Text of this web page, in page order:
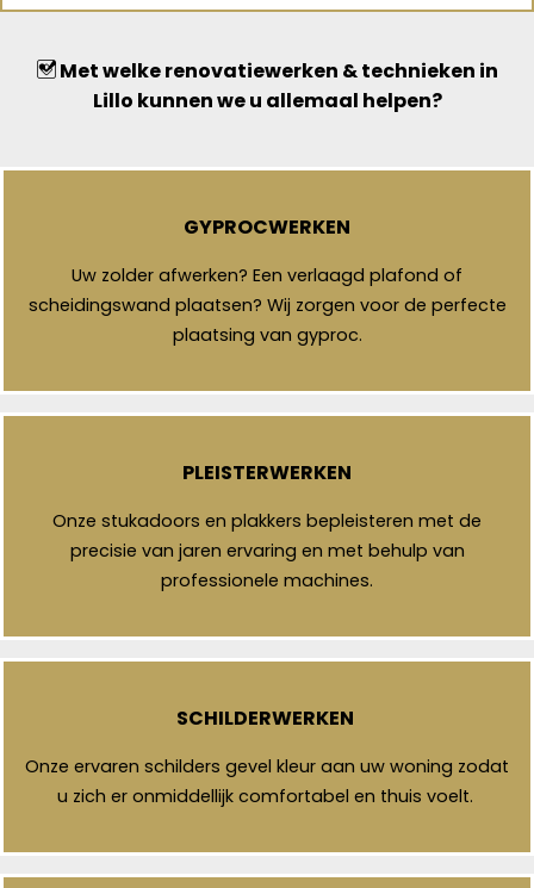
Met welke renovatiewerken & technieken in
Lillo kunnen we u allemaal helpen?
GYPROCWERKEN
Uw zolder afwerken? Een verlaagd plafond of
scheidingswand plaatsen? Wij zorgen voor de perfecte
plaatsing van gyproc.
PLEISTERWERKEN
Onze stukadoors en plakkers bepleisteren met de
precisie van jaren ervaring en met behulp van
professionele machines.
SCHILDERWERKEN
Onze ervaren schilders gevel kleur aan uw woning zodat
u zich er onmiddellijk comfortabel en thuis voelt.